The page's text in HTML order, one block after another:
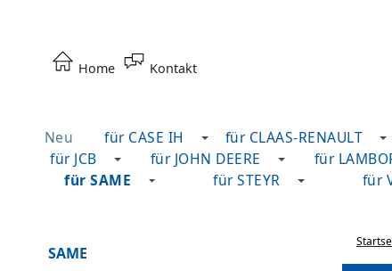
Home Kontakt
Neu für CASE IH für CLAAS-RENAULT
für JCB
für JOHN DEERE für
für SAME
für STEYR für
SAME